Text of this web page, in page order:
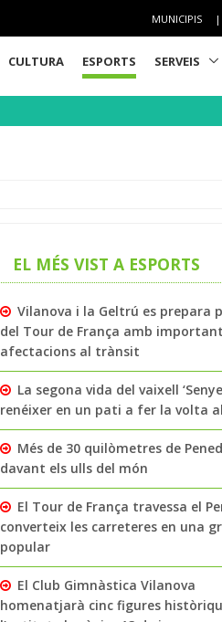
MUNICIPIS |
CULTURA ESPORTS SERVEIS
EL MÉS VIST A ESPORTS
Vilanova i la Geltrú es prepara
del Tour de França amb
afectacions al trànsit
La segona vida del vaixell
renéixer en un pati a fer la volta
Més de 30 quilòmetres de
davant els ulls del món
El Tour de França travessa el
converteix les carreteres en una
popular
El Club Gimnàstica Vilanova
homenatjarà cinc figures